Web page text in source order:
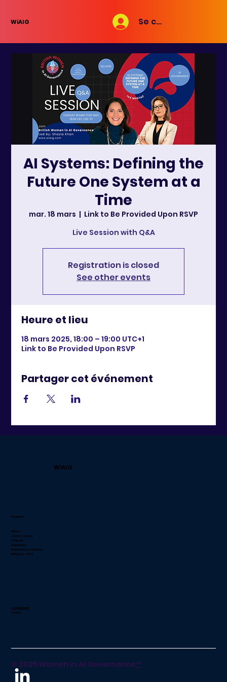
WiAIG Se connecter
AI Systems: Defining the
Future One System at a
Time
mar. 18 mars
  |
Link to Be Provided Upon RSVP
Live Session with Q&A
Registration is closed
See other events
Heure et lieu
18 mars 2025, 18:00 – 19:00 UTC+1
Link to Be Provided Upon RSVP
Partager cet événement
WiAIG
Navigation
Maison
À propos de nous
Adhésion
Événements
Programmes et initiatives
IMPLIQUEZ-VOUS
© 2025 Women in AI Governance™
Confidentialité
Cookies